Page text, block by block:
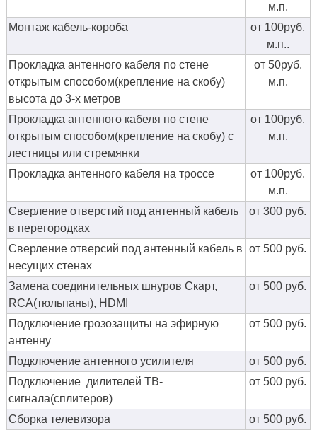
м.п.
Монтаж кабель-короба
от 100руб.
м.п..
Прокладка антенного кабеля по стене
открытым способом(крепление на скобу)
высота до 3-х метров
от 50руб.
м.п.
Прокладка антенного кабеля по стене
открытым способом(крепление на скобу) с
лестницы или стремянки
от 100руб.
м.п.
Прокладка антенного кабеля на троссе
от 100руб.
м.п.
Сверление отверстий под антенный кабель
в перегородках
от 300 руб.
Сверление отверсий под антенный кабель в
несущих стенах
от 500 руб.
Замена соединительных шнуров Скарт,
RCA(тюльпаны), HDMI
от 500 руб.
Подключение грозозащиты на эфирную
антенну
от 500 руб.
Подключение антенного усилителя
от 500 руб.
Подключение дилителей ТВ-
сигнала(сплитеров)
от 500 руб.
Сборка телевизора
от 500 руб.